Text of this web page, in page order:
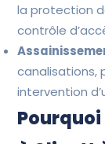
la protection
contrôle
canalisations,
intervention